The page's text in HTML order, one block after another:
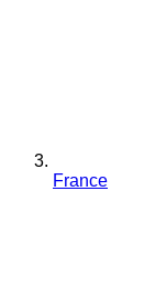
France